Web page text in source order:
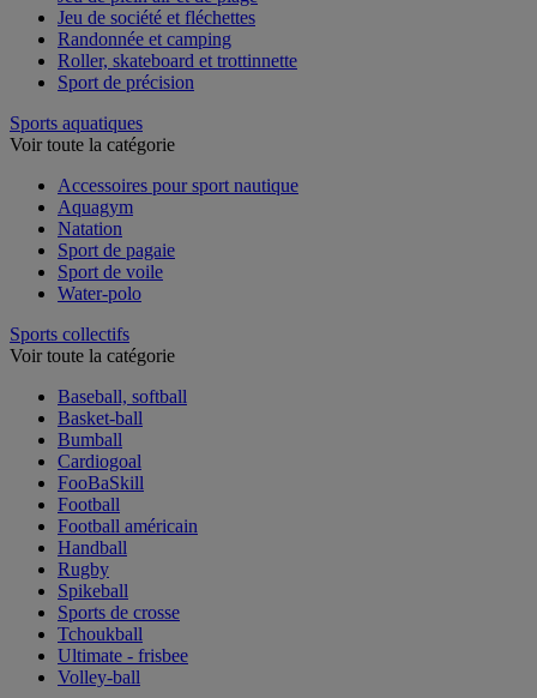
Jeu de plein air et de plage
Jeu de société et fléchettes
Randonnée et camping
Roller, skateboard et trottinnette
Sports aquatiques
Accessoires pour sport nautique
Aquagym
Natation
Sport de pagaie
Sport de voile
Sports collectifs
Baseball, softball
Basket-ball
Bumball
Cardiogoal
FooBaSkill
Football
Football américain
Handball
Rugby
Spikeball
Sports de crosse
Tchoukball
Ultimate - frisbee